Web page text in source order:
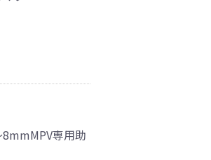
8mmMPV専用助